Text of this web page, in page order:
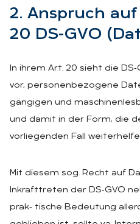
2. An­spruch
20 DS-GVO
In ihrem Art. 20 sieht die
vor, personenbezogene
gängigen und
und damit in der Form, die
vorliegenden Fall
Mit diesem sog. Recht auf
Inkrafttreten der DS‑GVO
prak‑ tische Bedeutung